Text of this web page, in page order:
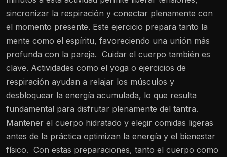
sincronizar la respiración y conectar plenamente con
el momento presente. Este ejercicio prepara tanto la
mente como el espíritu, favoreciendo una unión más
profunda con la pareja. Cuidar el cuerpo también es
clave. Actividades como el yoga o ejercicios de
respiración ayudan a relajar los músculos y
desbloquear la energía acumulada, lo que resulta
fundamental para disfrutar plenamente del tantra.
Mantener el cuerpo hidratado y elegir comidas ligeras
antes de la práctica optimizan la energía y el bienestar
físico. Con estas preparaciones, tanto el cuerpo como